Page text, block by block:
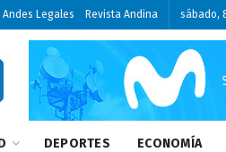
Andes Legales Revista Andina sábado,
DEPORTES ECONOMÍA